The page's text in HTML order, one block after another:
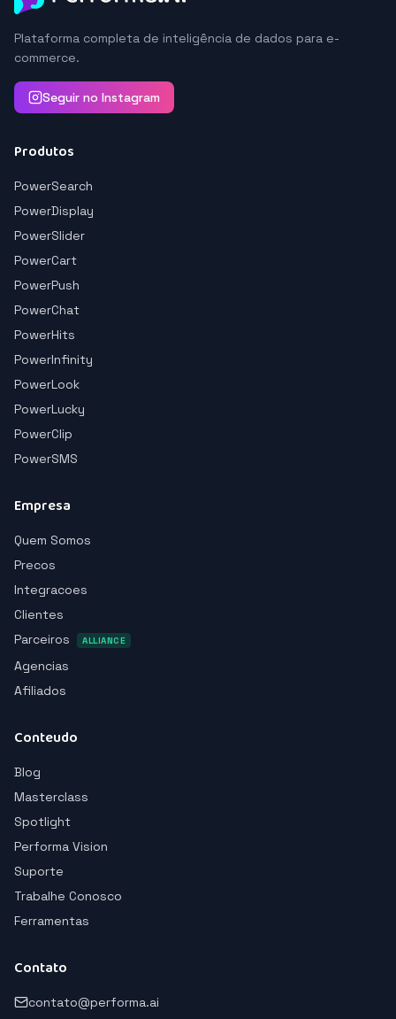
Plataforma completa de inteligência de dados para e-
commerce.
Seguir no Instagram
Produtos
PowerSearch
PowerDisplay
PowerSlider
PowerCart
PowerPush
PowerChat
PowerHits
PowerInfinity
PowerLook
PowerLucky
PowerClip
PowerSMS
Empresa
Quem Somos
Precos
Integracoes
Clientes
Parceiros
ALLIANCE
Agencias
Afiliados
Conteudo
Blog
Masterclass
Spotlight
Performa Vision
Suporte
Trabalhe Conosco
Ferramentas
Contato
contato@performa.ai